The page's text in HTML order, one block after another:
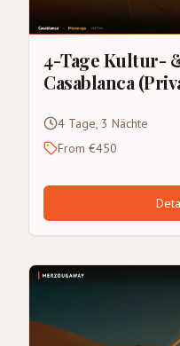
4-Tage Kultur-
Casablanca
4 Tage, 3 Nächte
From €450